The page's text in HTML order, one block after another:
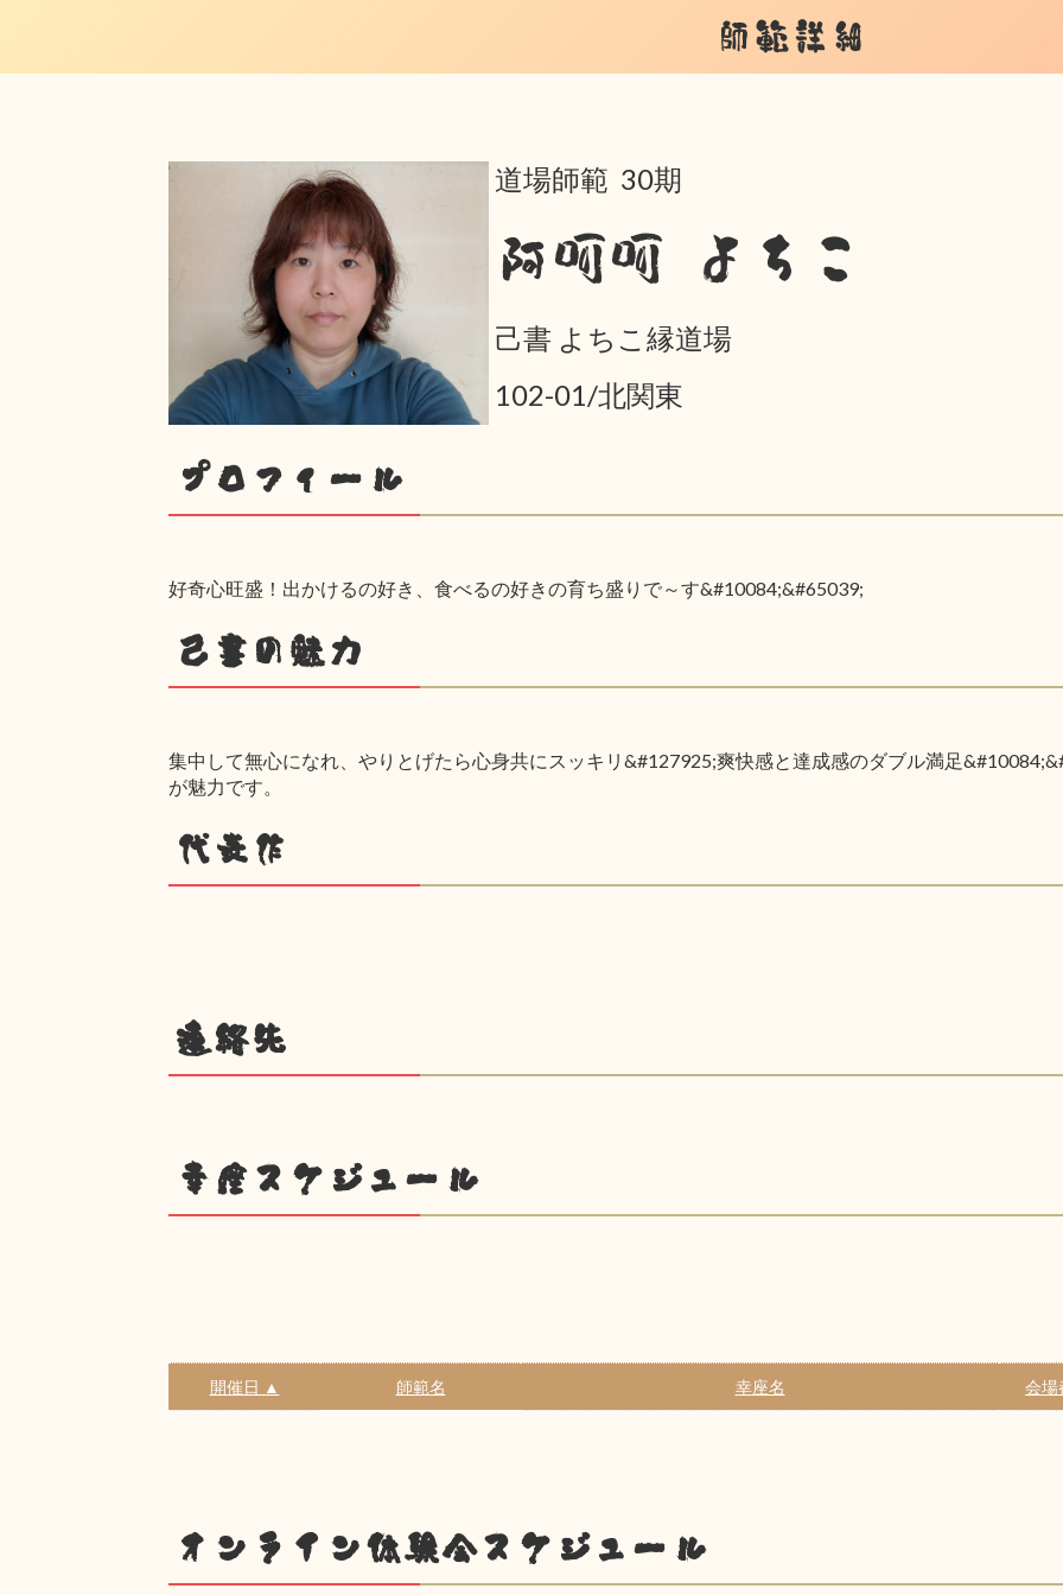
師範詳細
道場師範 30期
阿呵呵 よちこ
己書 よちこ縁道場
102-01/北関東
プロフィール
好奇心旺盛！出かけるの好き、食べるの好きの育ち盛りで～す&#10084;&#65039;
己書の魅力
集中して無心になれ、やりとげたら心身共にスッキリ&#127925;爽快感と達成感のダブル満足
が魅力です。
代表作
連絡先
幸座スケジュール
開催日 ▲ 師範名 幸座名 会場
オンライン体験会スケジュール